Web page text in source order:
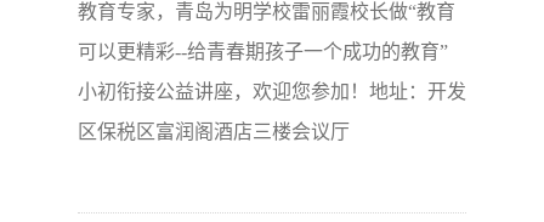
教育专家，青岛为明学校雷丽霞校长做“教育
可以更精彩--给青春期孩子一个成功的教育”
小初衔接公益讲座，欢迎您参加！地址：开发
区保税区富润阁酒店三楼会议厅